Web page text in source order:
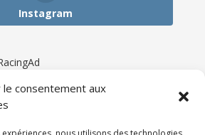
le consentement aux
Instagram